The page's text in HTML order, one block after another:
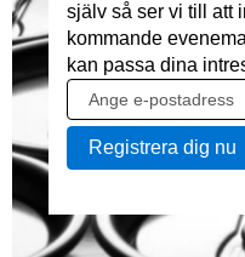
själv så ser vi till att
kommande
kan passa dina